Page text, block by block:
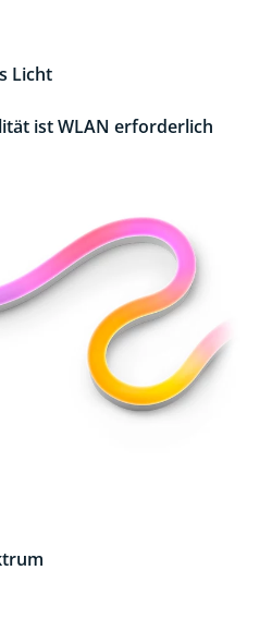
Licht
ist WLAN erforderlich